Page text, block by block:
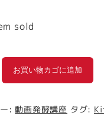
sold
お買い物カゴに追加
ー:動画発酵講座 タグ: